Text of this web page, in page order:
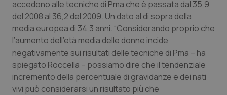
Provincia Autonoma di Trento
Puglia
Sardegna
Sicilia
Ipertensione & Scompenso
Malattie rare
Malattia di Crohn & Rettocolite Ulcerosa
Neuroscienze & patologie neurodegenerative
accedono alle tecniche di Pma che è passata dal 35,9
del 2008 al 36,2 del 2009. Un dato al di sopra della
media europea di 34,3 anni. “Considerando proprio che
l’aumento dell’età media delle donne incide
negativamente sui risultati delle tecniche di Pma – ha
spiegato Roccella – possiamo dire che il tendenziale
incremento della percentuale di gravidanze e dei nati
vivi può considerarsi un risultato più che